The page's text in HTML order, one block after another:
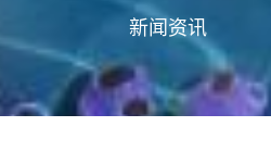
新闻资讯